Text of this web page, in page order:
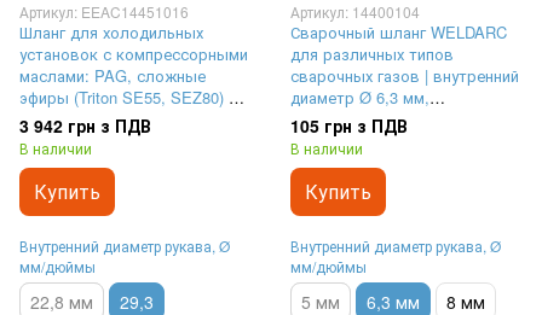
Артикул: EEAC14451016
Шланг для холодильных
установок с компрессорными
маслами: PAG, сложные
эфиры (Triton SE55, SEZ80) и
фреоном R134a | внутренний
диаметр Ø 29,3 мм,
максимальное рабочее
давление 35 Бар (3,5 MPa),
выдерживает вакуум до 0,503
3 942 грн з ПДВ
В наличии
Купить
Внутренний диаметр рукава, Ø
мм/дюймы
22,8 мм 29,3
Артикул: 14400104
Сварочный шланг WELDARC
для различных типов
сварочных газов | внутренний
диаметр Ø 6,3 мм,
максимальное рабочее
давление 20 Бар (2 MPa)
105 грн з ПДВ
В наличии
Купить
Внутренний диаметр рукава, Ø
мм/дюймы
5 мм 6,3 мм
8 мм